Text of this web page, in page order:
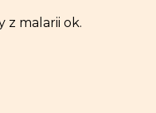
z malarii ok.